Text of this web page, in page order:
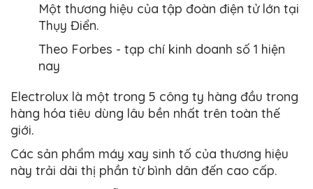
Một thương hiệu của tập đoàn điện tử lớn tại
Thụy Điển.
Theo Forbes - tạp chí kinh doanh số 1 hiện
nay
Electrolux là một trong 5 công ty hàng đầu trong
hàng hóa tiêu dùng lâu bền nhất trên toàn thế
giới.
Các sản phẩm máy xay sinh tố của thương hiệu
này trải dài thị phần từ bình dân đến cao cấp.